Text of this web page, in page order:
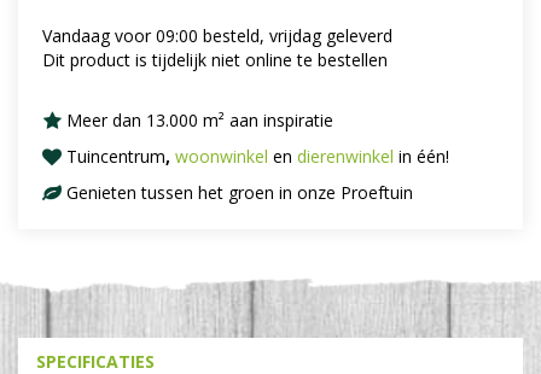
Vandaag voor 09:00 besteld, vrijdag geleverd
Dit product is tijdelijk niet online te bestellen
Meer dan 13.000 m² aan inspiratie
Tuincentrum, woonwinkel en dierenwinkel in één!
Genieten tussen het groen in onze Proeftuin
SPECIFICATIES